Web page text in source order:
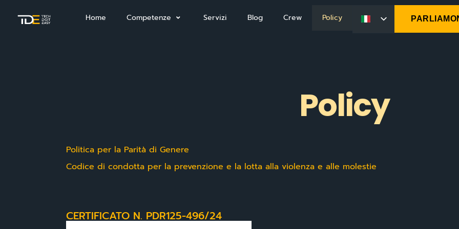
Home Competenze Servizi Blog Crew Policy
Policy
Politica per la Parità di Genere
Codice di condotta per la prevenzione e la lotta alla violenza e alle molestie
CERTIFICATO N. PDR125-496/24